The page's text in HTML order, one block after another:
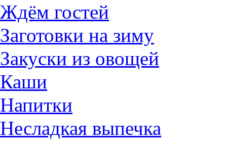
Ждём гостей
Заготовки на зиму
Закуски из овощей
Каши
Напитки
Несладкая выпечка